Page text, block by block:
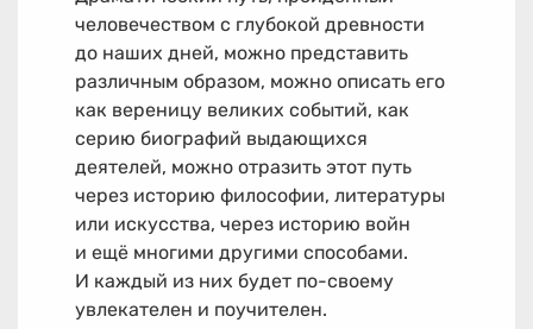
человечеством с глубокой древности
до наших дней, можно представить
различным образом, можно описать его
как вереницу великих событий, как
серию биографий выдающихся
деятелей, можно отразить этот путь
через историю философии, литературы
или искусства, через историю войн
и ещё многими другими способами.
И каждый из них будет по-своему
увлекателен и поучителен.